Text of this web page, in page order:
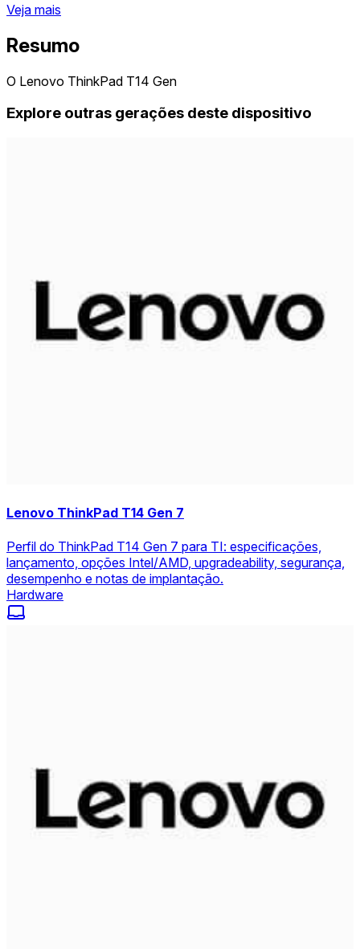
Veja mais
Resumo
O Lenovo ThinkPad T14 Gen
Explore outras gerações deste dispositivo
Lenovo ThinkPad T14 Gen 7
Perfil do ThinkPad T14 Gen 7 para TI: especificações,
lançamento, opções Intel/AMD, upgradeability, segurança,
desempenho e notas de implantação.
Hardware